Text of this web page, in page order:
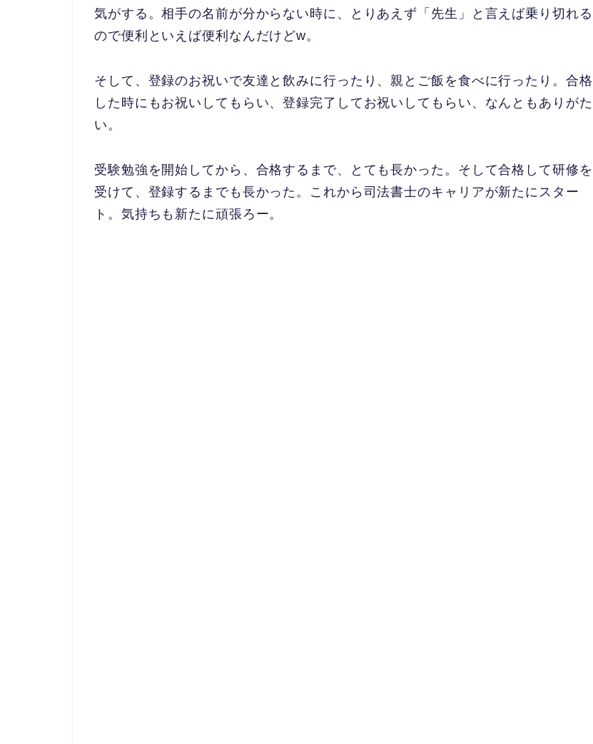
気がする。相手の名前が分からない時に、とりあえず「先生」と言えば乗り切れる
ので便利といえば便利なんだけどw。
そして、登録のお祝いで友達と飲みに行ったり、親とご飯を食べに行ったり。合格
した時にもお祝いしてもらい、登録完了してお祝いしてもらい、なんともありがた
い。
受験勉強を開始してから、合格するまで、とても長かった。そして合格して研修を
受けて、登録するまでも長かった。これから司法書士のキャリアが新たにスター
ト。気持ちも新たに頑張ろー。